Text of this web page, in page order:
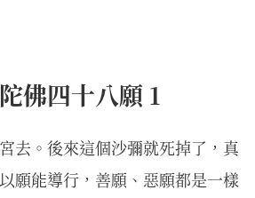
佛四十八願 1
去。後來這個沙彌就死掉了，真
願能導行，善願、惡願都是一樣